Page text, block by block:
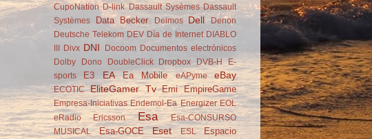
CupoNation D-link Dassault Sysèmes Dassault
Systèmes
Data Becker Deimos Dell
Denon
Deutsche Telekom DEV Día de Internet DIABLO
Divx DNI Docoom
Documentos electrónicos
Dolby
Dono DoubleClick Dropbox DVB-H
E-
sports
E3 EA Ea Mobile eAPyme eBay
ECOTIC EliteGamer Tv Emi EmpireGame
Empresa-Iniciativas Endemol-Ea Energizer EOL
eRadio
Ericsson Esa
Esa-CONSURSO
MUSICAL
Esa-GOCE Eset ESL Espacio